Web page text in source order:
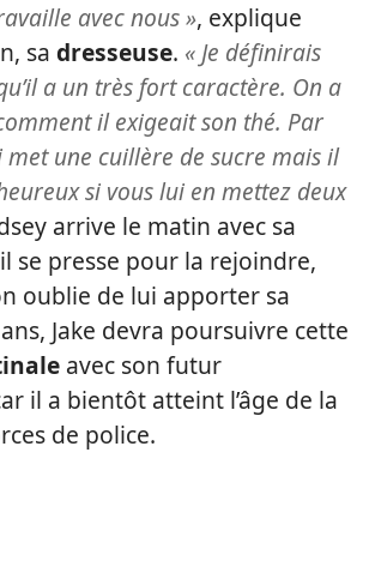
avec nous », explique
sa dresseuse. « Je définirais
a un très fort caractère. On a
il exigeait son thé. Par
met une cuillère de sucre mais il
si vous lui en mettez deux
arrive le matin avec sa
se presse pour la rejoindre,
oublie de lui apporter sa
Jake devra poursuivre cette
avec son futur
il a bientôt atteint l’âge de la
de police.